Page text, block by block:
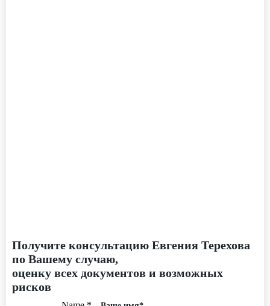
Получите консультацию Евгения Терехова
по Вашему случаю,
оценку всех документов и возможных
рисков